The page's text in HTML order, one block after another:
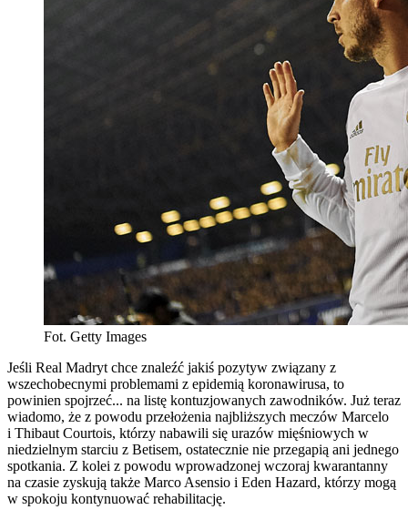
Fot. Getty Images
Jeśli Real Madryt chce znaleźć jakiś pozytyw związany z
wszechobecnymi problemami z epidemią koronawirusa, to
powinien spojrzeć... na listę kontuzjowanych zawodników. Już teraz
wiadomo, że z powodu przełożenia najbliższych meczów Marcelo
i Thibaut Courtois, którzy nabawili się urazów mięśniowych w
niedzielnym starciu z Betisem, ostatecznie nie przegapią ani jednego
spotkania. Z kolei z powodu wprowadzonej wczoraj kwarantanny
na czasie zyskują także Marco Asensio i Eden Hazard, którzy mogą
w spokoju kontynuować rehabilitację.